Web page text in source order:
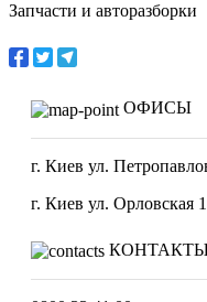
Запчасти и авторазборки
ОФИСЫ
г. Киев ул.
г. Киев ул. Орловская 1